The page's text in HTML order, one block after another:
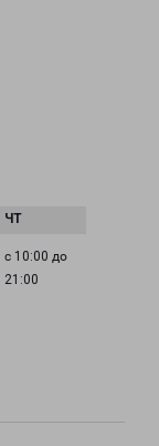
с 10:00 до
21:00